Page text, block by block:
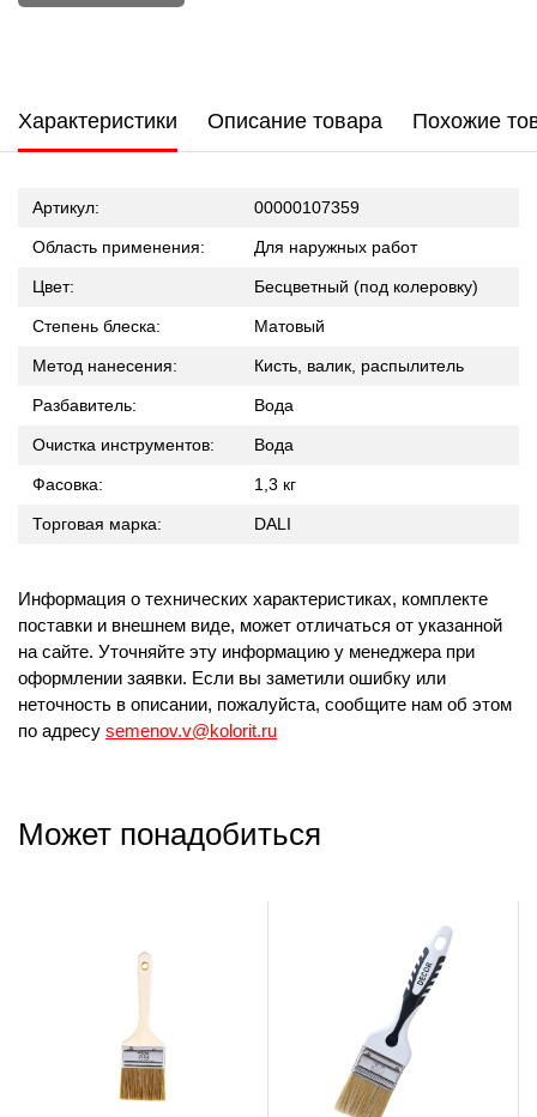
Характеристики Описание товара Похожие
Артикул: 00000107359
Область применения: Для наружных работ
Цвет: Бесцветный (под колеровку)
Степень блеска: Матовый
Метод нанесения: Кисть, валик, распылитель
Разбавитель: Вода
Очистка инструментов: Вода
Фасовка: 1,3 кг
Торговая марка: DALI
Информация о технических характеристиках, комплекте
поставки и внешнем виде, может отличаться от указанной
на сайте. Уточняйте эту информацию у менеджера при
оформлении заявки. Если вы заметили ошибку или
неточность в описании, пожалуйста, сообщите нам об этом
по адресу semenov.v@kolorit.ru
Может понадобиться